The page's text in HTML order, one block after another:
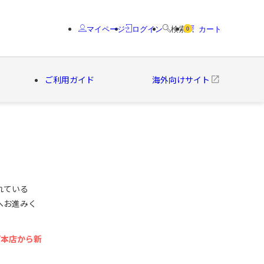
マイページ ログイン 検索 0 カート
ご利用ガイド 海外向けサイト
ている
進みく
店から新